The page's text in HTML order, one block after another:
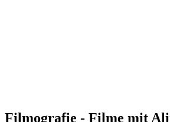
Filmografie - Filme mit